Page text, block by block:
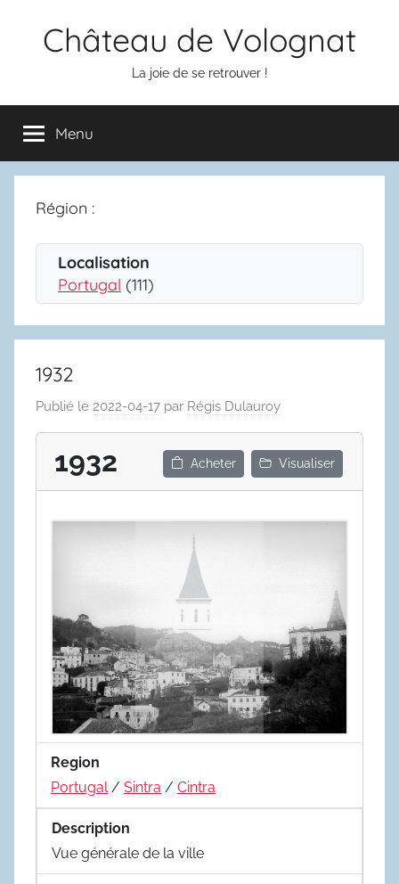
Château de Volognat
La joie de se retrouver !
Menu
Région :
Localisation
Portugal (111)
1932
Publié le 2022-04-17 par Régis Dulauroy
1932 Acheter Visualiser
Region
Portugal / Sintra / Cintra
Description
Vue générale de la ville